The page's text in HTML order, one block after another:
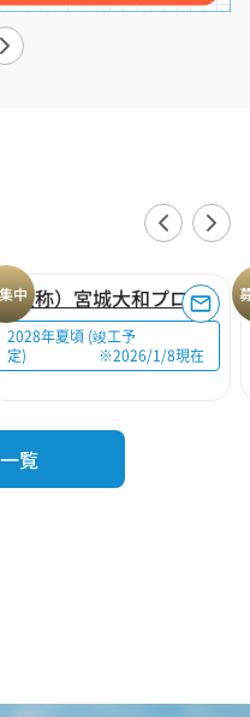
中 （仮称）宮城大和プロジェクト
2028年夏頃 (竣工予
定) ※2026/1/8現在
覧